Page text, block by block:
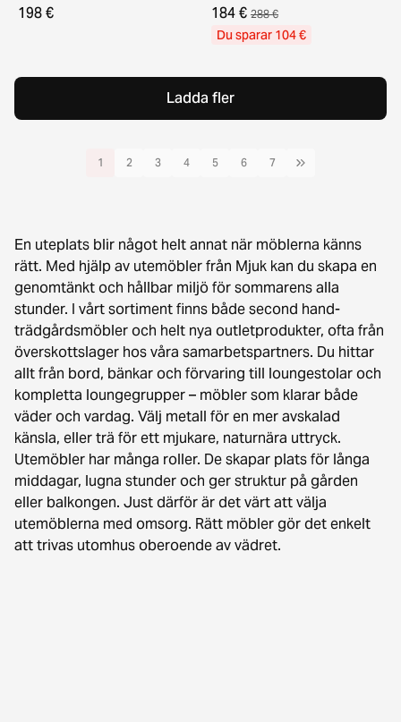
198 € 184 € 288 €
Du sparar 104 €
Ladda fler
1 2 3 4 5 6 7
En uteplats blir något helt annat när möblerna känns
rätt. Med hjälp av utemöbler från Mjuk kan du skapa en
genomtänkt och hållbar miljö för sommarens alla
stunder. I vårt sortiment finns både second hand-
trädgårdsmöbler och helt nya outletprodukter, ofta från
överskottslager hos våra samarbetspartners. Du hittar
allt från bord, bänkar och förvaring till loungestolar och
kompletta loungegrupper – möbler som klarar både
väder och vardag. Välj metall för en mer avskalad
känsla, eller trä för ett mjukare, naturnära uttryck.
Utemöbler har många roller. De skapar plats för långa
middagar, lugna stunder och ger struktur på gården
eller balkongen. Just därför är det värt att välja
utemöblerna med omsorg. Rätt möbler gör det enkelt
att trivas utomhus oberoende av vädret.